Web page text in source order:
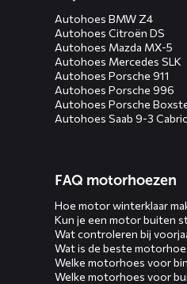
Autohoes BMW Z4
Autohoes Citroën DS
Autohoes Mazda MX-5
Autohoes Mercedes SLK
Autohoes Porsche 911
Autohoes Porsche 996
Autohoes Porsche
Autohoes Saab 9-3
FAQ motorhoezen
Hoe motor winterklaar
Kun je een motor buiten
Wat controleren bij
Wat is de beste
Welke motorhoes voor
Welke motorhoes voor